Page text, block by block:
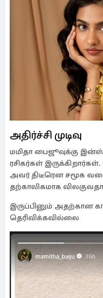
அதிர்ச்சி முடிவு
மமிதா பைஜூவுக்கு
ரசிகர்கள்
அவர் திடீரென சமூக
தற்காலிகமாக
இருப்பினும்
தெரிவிக்கவில்லை